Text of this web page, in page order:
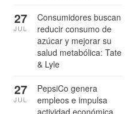
Consumidores buscan
reducir consumo de
azúcar y mejorar su
salud metabólica: Tate
& Lyle
27
JUL
PepsiCo genera
empleos e impulsa
27
JUL